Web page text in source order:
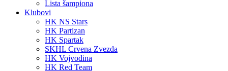
Lista šampiona
Klubovi
HK NS Stars
HK Partizan
HK Spartak
SKHL Crvena Zvezda
HK Vojvodina
HK Red Team